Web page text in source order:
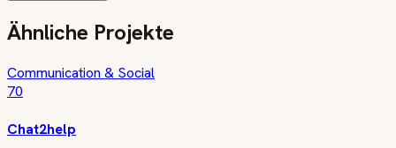
Ähnliche Projekte
Communication & Social
70
Chat2help